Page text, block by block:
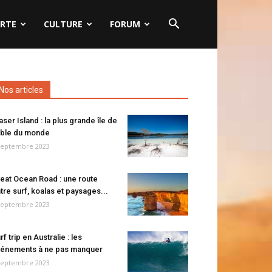
CULTURE FORUM
articles
Island : la plus grande île de
du monde
2023
Ocean Road : une route
surf, koalas et paysages...
2023
trip en Australie : les
à ne pas manquer
2023